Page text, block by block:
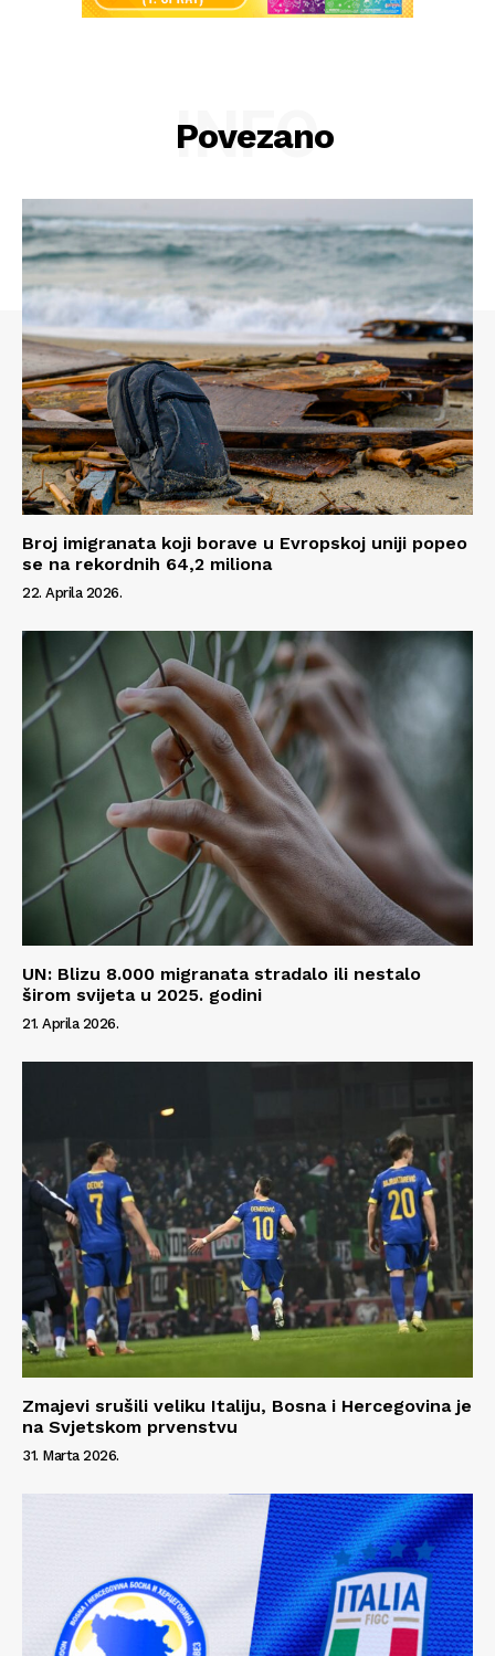
Info
O nama
Kontakt
Povezano
INFO
Broj imigranata koji borave u Evropskoj uniji popeo
se na rekordnih 64,2 miliona
22. Aprila 2026.
UN: Blizu 8.000 migranata stradalo ili nestalo
širom svijeta u 2025. godini
21. Aprila 2026.
Zmajevi srušili veliku Italiju, Bosna i Hercegovina je
na Svjetskom prvenstvu
31. Marta 2026.